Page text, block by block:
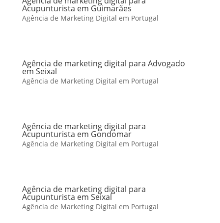
Acupunturista em Guimarães
Agência de Marketing Digital em Portugal
Agência de marketing digital para Advogado
em Seixal
Agência de Marketing Digital em Portugal
Agência de marketing digital para
Acupunturista em Gondomar
Agência de Marketing Digital em Portugal
Agência de marketing digital para
Acupunturista em Seixal
Agência de Marketing Digital em Portugal